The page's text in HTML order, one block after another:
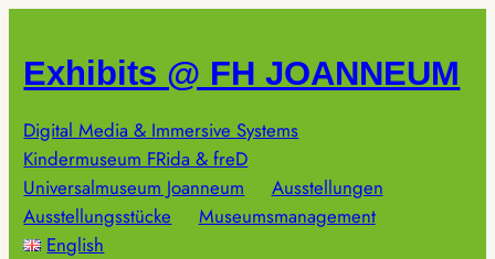
springen
Exhibits @ FH JOANNEUM
Digital Media & Immersive Systems
Kindermuseum FRida & freD
Universalmuseum Joanneum
Ausstellungen
Ausstellungsstücke
Museumsmanagement
English